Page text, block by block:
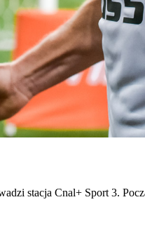
stacja Cnal+ Sport 3.